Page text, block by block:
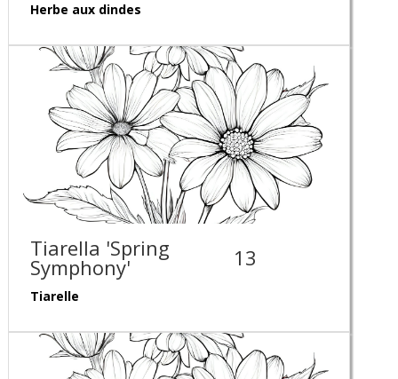
Herbe aux dindes
Tiarella 'Spring
Symphony' 13
Tiarelle